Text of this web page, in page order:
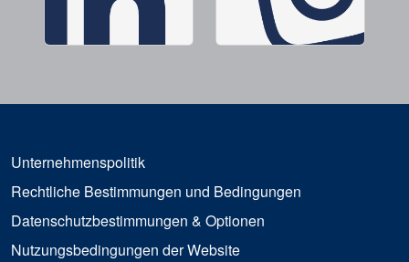
Unternehmenspolitik
Rechtliche Bestimmungen und Bedingungen
Datenschutzbestimmungen & Optionen
Nutzungsbedingungen der Website